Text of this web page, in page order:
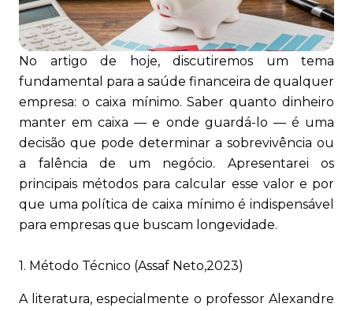
No artigo de hoje, discutiremos um tema
fundamental para a saúde financeira de qualquer
empresa: o caixa mínimo. Saber quanto dinheiro
manter em caixa — e onde guardá-lo — é uma
decisão que pode determinar a sobrevivência ou
a falência de um negócio. Apresentarei os
principais métodos para calcular esse valor e por
que uma política de caixa mínimo é indispensável
para empresas que buscam longevidade.
1. Método Técnico (Assaf Neto,2023)
A literatura, especialmente o professor Alexandre